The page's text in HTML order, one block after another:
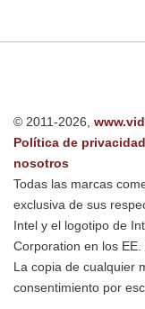
© 2011-2026,
Política de privacidad
nosotros
Todas las marcas
exclusiva de sus
Intel y el logotipo de
Corporation en los
La copia de cualquier
consentimiento por